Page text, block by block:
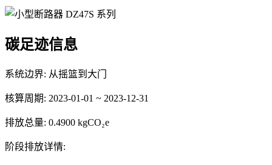
碳足迹信息
系统边界: 从摇篮到大门
核算周期: 2023-01-01 ~ 2023-12-31
排放总量: 0.4900 kgCO₂e
阶段排放详情: